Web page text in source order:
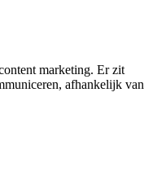
marketing. Er zit
afhankelijk van